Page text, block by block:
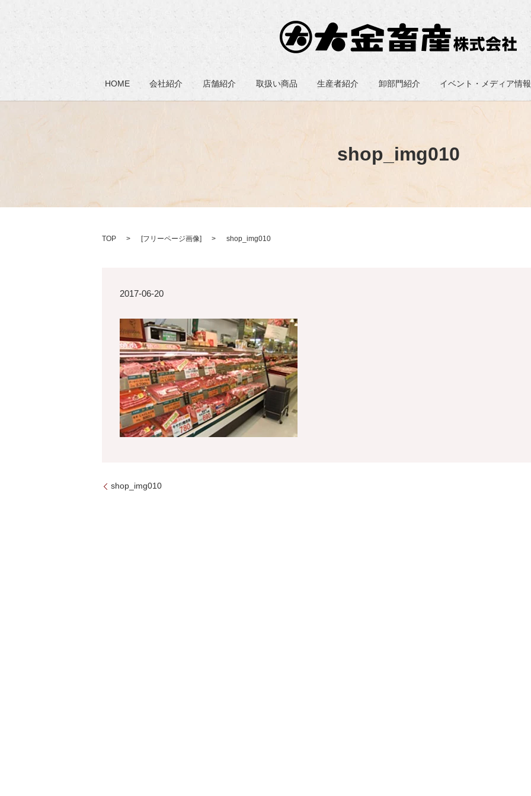
HOME 会社紹介 店舗紹介 取扱い商品 生産者紹介 卸部門紹介 イベント・メディア情報
shop_img010
TOP [フリーページ画像] shop_img010
2017-06-20
shop_img010